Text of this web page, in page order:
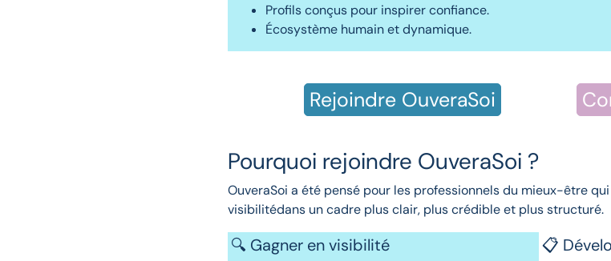
Profils conçus pour inspirer confiance.
Écosystème humain et dynamique.
Rejoindre OuveraSoi
Pourquoi rejoindre OuveraSoi ?
OuveraSoi a été pensé pour les professionnels du mieux-être
visibilitédans un cadre plus clair, plus crédible et plus structuré.
🔍 Gagner en visibilité 📋